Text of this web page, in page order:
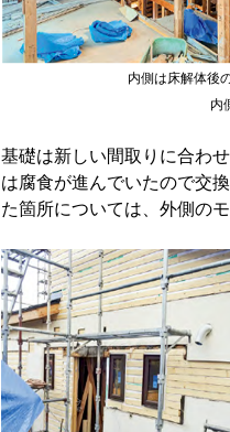
内側は床解体後
内
基礎は新しい間取りに合わ
は腐食が進んでいたので交
た箇所については、外側の